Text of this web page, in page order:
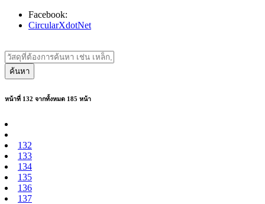
Facebook:
CircularXdotNet
ค้นหา
หน้าที่ 132 จากทั้งหมด 185 หน้า
132
133
134
135
136
137